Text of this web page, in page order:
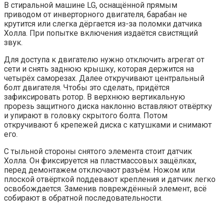
В стиральной машине LG, оснащённой прямым
приводом от инверторного двигателя, барабан не
крутится или слегка дёргается из-за поломки датчика
Холла. При попытке включения издаётся свистящий
звук.
Для доступа к двигателю нужно отключить агрегат от
сети и снять заднюю крышку, которая держится на
четырёх саморезах. Далее откручивают центральный
болт двигателя. Чтобы это сделать, придётся
зафиксировать ротор. В верхнюю вертикальную
прорезь защитного диска наклонно вставляют отвёртку
и упирают в головку скрытого болта. Потом
откручивают 6 крепежей диска с катушками и снимают
его.
С тыльной стороны снятого элемента стоит датчик
Холла. Он фиксируется на пластмассовых защёлках,
перед демонтажем отключают разъём. Ножом или
плоской отвёрткой поддевают крепления и датчик легко
освобождается. Заменив повреждённый элемент, всё
собирают в обратной последовательности.